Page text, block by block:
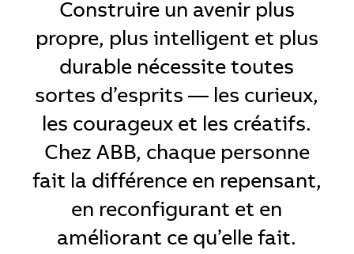
Construire un avenir plus
propre, plus intelligent et plus
durable nécessite toutes
sortes d’esprits — les curieux,
les courageux et les créatifs.
Chez ABB, chaque personne
fait la différence en repensant,
en reconfigurant et en
améliorant ce qu’elle fait.